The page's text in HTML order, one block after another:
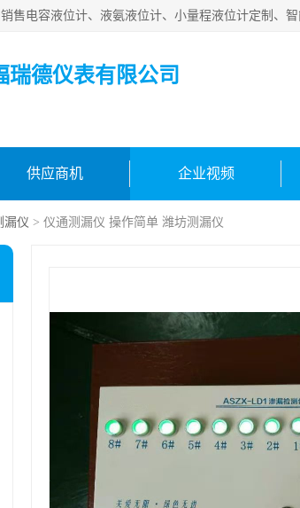
瑞德仪表有限公司
供应商机 企业视频
漏仪 > 仪通测漏仪 操作简单 潍坊测漏仪